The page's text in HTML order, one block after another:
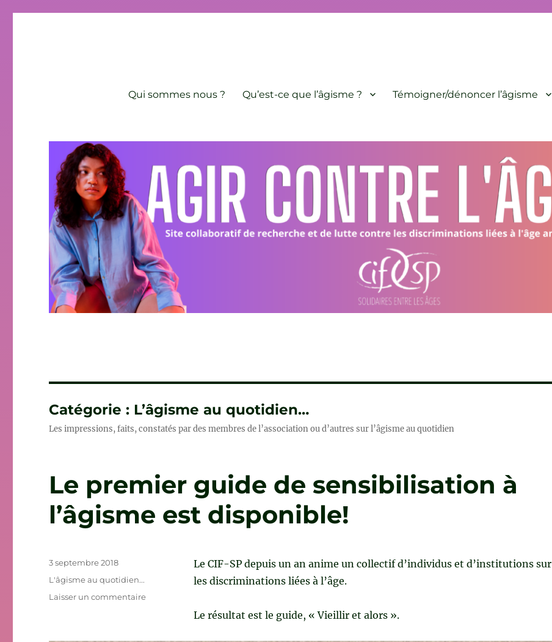
Qui sommes nous ? Qu’est-ce que l’âgisme ? Témoigner/dénoncer l’âgisme
Catégorie : L’âgisme au quotidien…
Les impressions, faits, constatés par des membres de l’association ou d’autres sur l’âgisme au quotidien
Le premier guide de sensibilisation à
l’âgisme est disponible!
Le CIF-SP depuis un an anime un collectif d’individus et d’institutions sur
les discriminations liées à l’âge.
Le résultat est le guide, « Vieillir et alors ».
Publié
3 septembre 2018
Catégories
L'âgisme au quotidien...
Laisser un commentairesur